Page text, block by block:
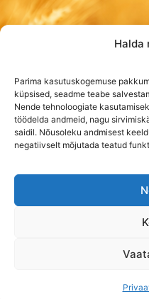
Halda
Parima kasutuskogemuse
küpsised, seadme teabe
Nende tehnoloogiate
töödelda andmeid, nagu
saidil. Nõusoleku andmisest
negatiivselt mõjutada teatud
© 2026